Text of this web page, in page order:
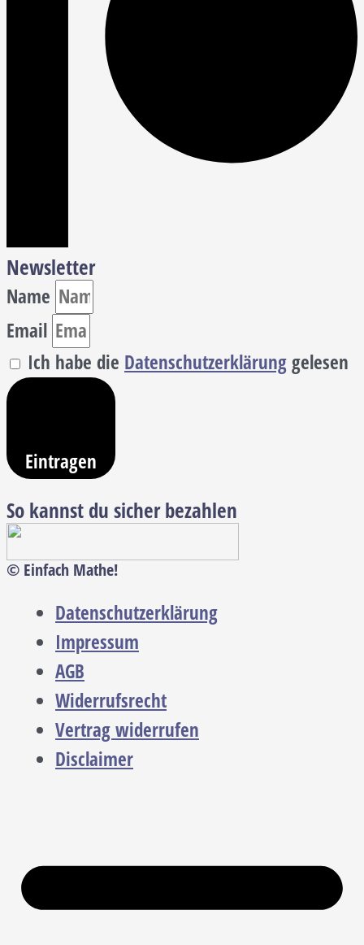
Newsletter
Name
Email
Ich habe die Datenschutzerklärung gelesen
Eintragen
So kannst du sicher bezahlen
© Einfach Mathe!
Datenschutzerklärung
Impressum
AGB
Widerrufsrecht
Vertrag widerrufen
Disclaimer